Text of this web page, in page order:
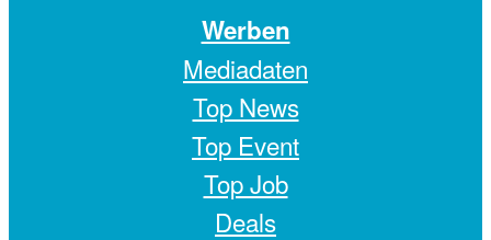
Werben
Mediadaten
Top News
Top Event
Top Job
Deals